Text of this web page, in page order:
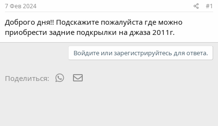
е
м
ы
л
а
7 Фев 2024 #1
Доброго дня!! Подскажите пожалуйста где можно
приобрести задние подкрылки на джаза 2011г.
Войдите или зарегистрируйтесь для ответа.
Поделиться: WhatsApp